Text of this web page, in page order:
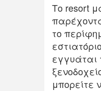
Το resort
το
εγγυάται
μπορείτε